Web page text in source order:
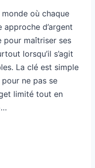
monde où chaque
d’argent
pour maîtriser ses
lorsqu’il s’agit
La clé est simple
ne pas se
limité tout en